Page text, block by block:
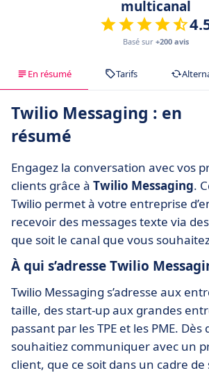
multicanal
Basé sur +200 avis
En résumé Tarifs
Twilio Messaging : en
résumé
Engagez la conversation avec vos
clients grâce à Twilio Messaging.
Twilio permet à votre entreprise
recevoir des messages texte via
que soit le canal que vous
À qui s’adresse Twilio
Twilio Messaging s’adresse aux
taille, des start-up aux grandes
passant par les TPE et les PME. Dès
souhaitiez communiquer avec un
client, que ce soit dans un cadre